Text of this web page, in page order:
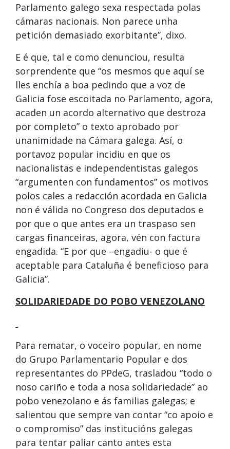
Parlamento galego sexa respectada polas
cámaras nacionais. Non parece unha
petición demasiado exorbitante”, dixo.
E é que, tal e como denunciou, resulta
sorprendente que “os mesmos que aquí se
lles enchía a boa pedindo que a voz de
Galicia fose escoitada no Parlamento, agora,
acaden un acordo alternativo que destroza
por completo” o texto aprobado por
unanimidade na Cámara galega. Así, o
portavoz popular incidiu en que os
nacionalistas e independentistas galegos
“argumenten con fundamentos” os motivos
polos cales a redacción acordada en Galicia
non é válida no Congreso dos deputados e
por que o que antes era un traspaso sen
cargas financeiras, agora, vén con factura
engadida. “E por que –engadiu- o que é
aceptable para Cataluña é beneficioso para
Galicia”.
SOLIDARIEDADE DO POBO VENEZOLANO
Para rematar, o voceiro popular, en nome
do Grupo Parlamentario Popular e dos
representantes do PPdeG, trasladou “todo o
noso cariño e toda a nosa solidariedade” ao
pobo venezolano e ás familias galegas; e
salientou que sempre van contar “co apoio e
o compromiso” das institucións galegas
para tentar paliar canto antes esta